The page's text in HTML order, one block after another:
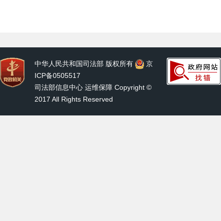
中华人民共和国司法部 版权所有
京
ICP备0505517
司法部信息中心 运维保障 Copyright ©
2017 All Rights Reserved